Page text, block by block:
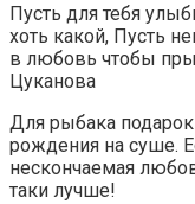
Пусть для тебя
хоть какой, Пусть
в любовь чтобы
Цуканова
Для рыбака
рождения на суше.
нескончаемая
таки лучше!